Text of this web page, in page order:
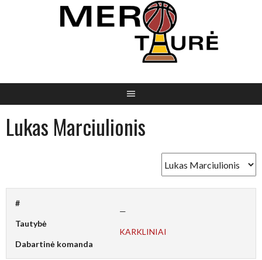
Lukas Marciulionis
#
Tautybė
—
Dabartinė komanda
KARKLINIAI